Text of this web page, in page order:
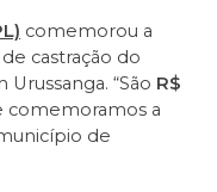
comemorou a
castração do
Urussanga. “São R$
comemoramos a
de